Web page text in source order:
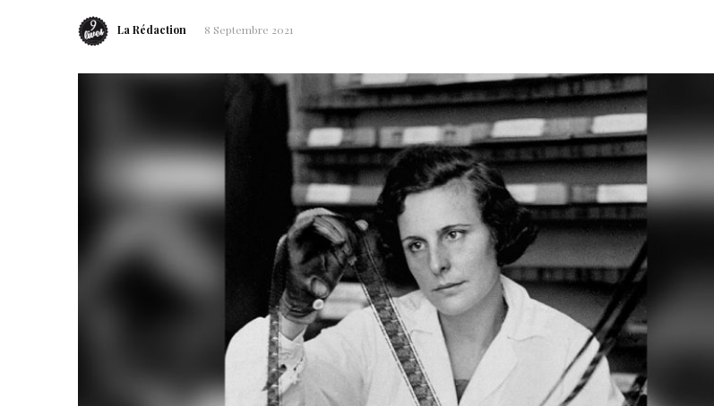
La Rédaction 8 Septembre 2021
Né un 2 juillet : André Kertész
Né un 1er
Misonne